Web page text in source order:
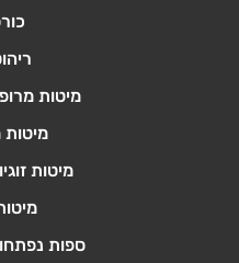
מיטות
מיטות
מיטות
ספות